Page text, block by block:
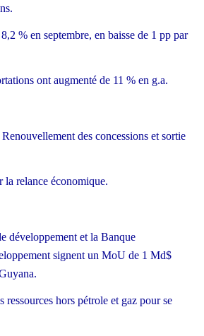
% en septembre, en baisse de 1 pp par
ont augmenté de 11 % en g.a.
des concessions et sortie
relance économique.
développement et la Banque
signent un MoU de 1 Md$
ressources hors pétrole et gaz pour se